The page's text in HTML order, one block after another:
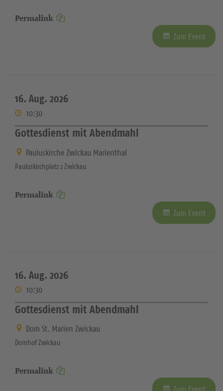
Permalink
Zum Event
16. Aug. 2026
10:30
Gottesdienst mit Abendmahl
Pauluskirche Zwickau Marienthal
Pauluskirchplatz 2 Zwickau
Permalink
Zum Event
16. Aug. 2026
10:30
Gottesdienst mit Abendmahl
Dom St. Marien Zwickau
Domhof Zwickau
Permalink